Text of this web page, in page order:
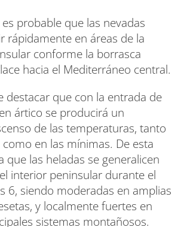
probable que las nevadas
rápidamente en áreas de la
conforme la borrasca
hacia el Mediterráneo central.
destacar que con la entrada de
ártico se producirá un
de las temperaturas, tanto
en las mínimas. De esta
que las heladas se generalicen
interior peninsular durante el
6, siendo moderadas en amplias
y localmente fuertes en
sistemas montañosos.